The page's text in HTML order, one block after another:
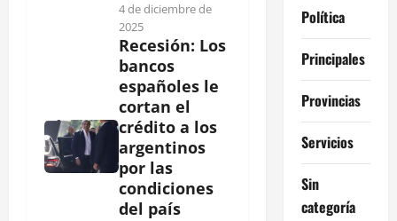
4 de diciembre de
2025
Recesión: Los
bancos
españoles le
cortan el
crédito a los
argentinos
por las
condiciones
del país
Política
Principales
Provincias
Servicios
Sin
categoría